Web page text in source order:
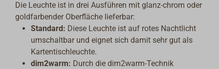
Die Leuchte ist in drei Ausführen mit glanz-chrom oder
goldfarbender Oberfläche lieferbar:
Standard: Diese Leuchte ist auf rotes Nachtlicht
umschaltbar und eignet sich damit sehr gut als
Kartentischleuchte.
dim2warm: Durch die dim2warm-Technik